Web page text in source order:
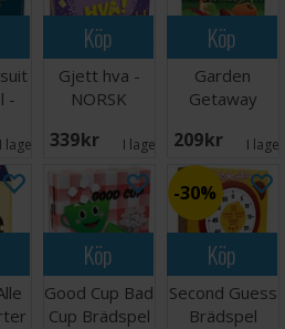
-
I lager: 5
Köp
Gjett hva -
NORSK
339 SEK I lager: 4
Köp
Garden
Getaway
209 SEK I
Köp
Good Cup Bad
Cup Brädspel
Köp
30%
Second Guess
Brädspel